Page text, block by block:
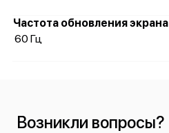
Частота обновления экрана
60 Гц
Возникли вопросы?